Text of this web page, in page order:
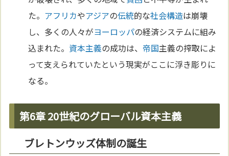
た。 アフリカやアジアの伝統的な社会構造は崩壊
し、多くの人々がヨーロッパの経済システムに組み
込まれた。 資本主義の成功は、 帝国主義の搾取によ
って支えられていたという現実がここに浮き彫りに
なる。
第6章 20世紀のグローバル資本主義
ブレトンウッズ体制の誕生